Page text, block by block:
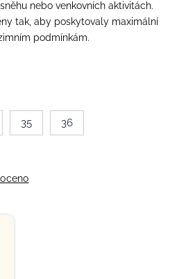
nebo venkovních aktivitách.
tak, aby poskytovaly maximální
podmínkám.
35 36